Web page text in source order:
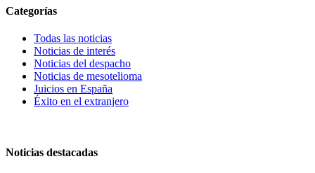
Categorías
Todas las noticias
Noticias de interés
Noticias del despacho
Noticias de mesotelioma
Juicios en España
Éxito en el extranjero
Noticias destacadas